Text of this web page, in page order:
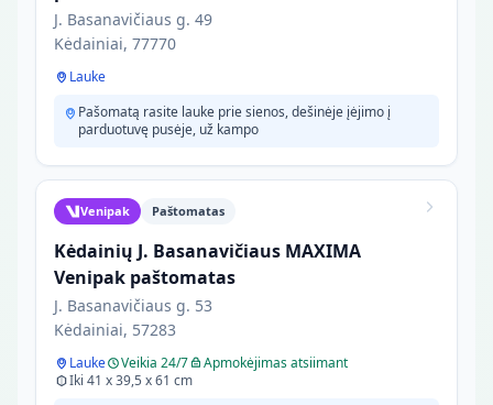
J. Basanavičiaus g. 49
Kėdainiai, 77770
Lauke
Pašomatą rasite lauke prie sienos, dešinėje įėjimo į
parduotuvę pusėje, už kampo
Venipak Paštomatas
Kėdainių J. Basanavičiaus MAXIMA
Venipak paštomatas
J. Basanavičiaus g. 53
Kėdainiai, 57283
Lauke Veikia 24/7
Apmokėjimas atsiimant
Iki 41 x 39,5 x 61 cm